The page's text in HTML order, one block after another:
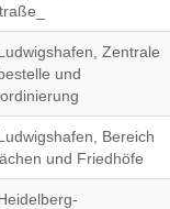
Zentrale
und
Bereich
und Friedhöfe